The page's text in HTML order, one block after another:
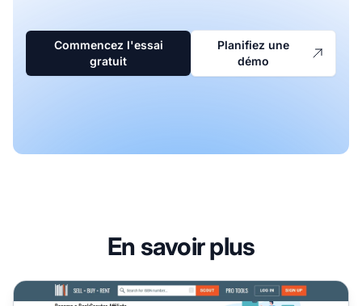
Commencez l'essai
gratuit
Planifiez une
démo
En savoir plus
Programme d'affiliation BookScouter